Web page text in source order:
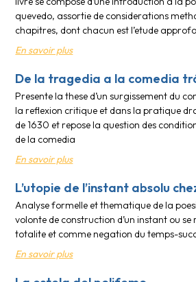
quevedo, assortie de considerations
chapitres, dont chacun est l’etude
En savoir plus
De la tragedia a la comedia
Presente la these d’un surgissement du
la reflexion critique et dans la pratique
de 1630 et repose la question des
de la comedia
En savoir plus
L’utopie de l’instant absolu
Analyse formelle et thematique de la
volonte de construction d’un instant ou
totalite et comme negation du temps-
En savoir plus